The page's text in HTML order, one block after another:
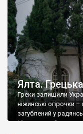
Ялта.
Греки залишили
ніжинські огірочки
загублений у
Ніжин греки?